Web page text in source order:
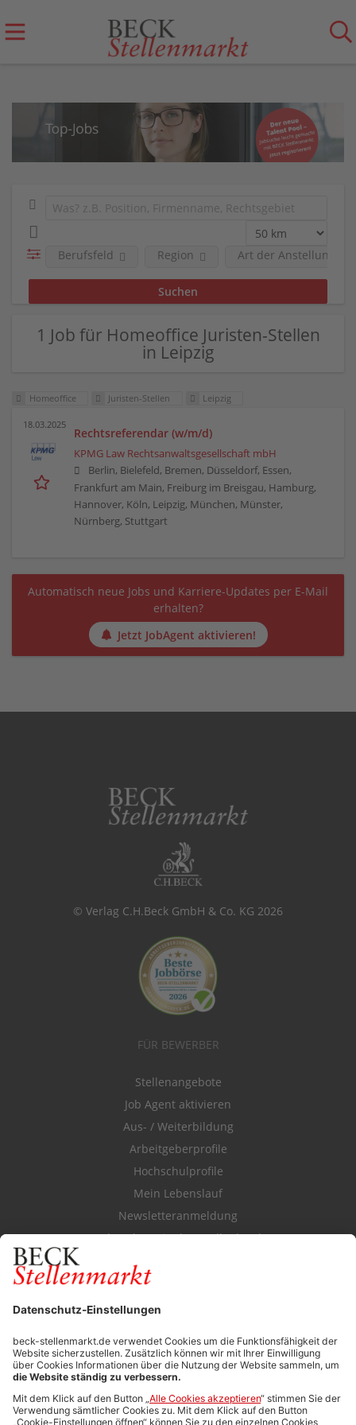
Berufsfeld Region Art der Anstellung
1 Job für Homeoffice Juristen-Stellen
in Leipzig
Homeoffice Juristen-Stellen Leipzig
18.03.2025
Rechtsreferendar (w/m/d)
KPMG Law Rechtsanwaltsgesellschaft mbH
Berlin, Bielefeld, Bremen, Düsseldorf, Essen,
Frankfurt am Main, Freiburg im Breisgau, Hamburg,
Hannover, Köln, Leipzig, München, Münster,
Nürnberg, Stuttgart
Automatisch neue Jobs und Karriere-Updates per E-Mail
erhalten?
Jetzt JobAgent aktivieren!
© Verlag C.H.Beck GmbH & Co. KG 2026
FÜR BEWERBER
Stellenangebote
Job Agent aktivieren
Aus- / Weiterbildung
Arbeitgeberprofile
Hochschulprofile
Mein Lebenslauf
Newsletteranmeldung
Durchsuchen Sie den Stellenkatalog
FÜR ARBEITGEBER
Stellenmarktpreise
Anzeigen-AGB
Media-Daten
Newsletteranmeldung
Produktübersicht